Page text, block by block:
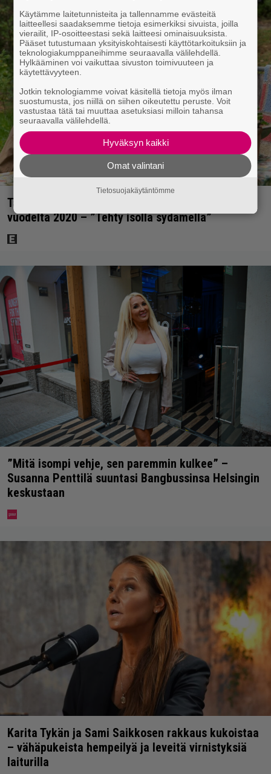
Tänään tv:ssä: Koskettava kotimainen elokuva
vuodelta 2020 – ”Tehty isolla sydämellä”
”Mitä isompi vehje, sen paremmin kulkee” –
Susanna Penttilä suuntasi Bangbussinsa Helsingin
keskustaan
Karita Tykän ja Sami Saikkosen rakkaus kukoistaa
– vähäpukeista hempeilyä ja leveitä virnistyksiä
laiturilla
Käytämme laitetunnisteita ja tallennamme evästeitä
laitteellesi saadaksemme tietoja esimerkiksi sivuista, joilla
vierailit, IP-osoitteestasi sekä laitteesi ominaisuuksista.
Pääset tutustumaan yksityiskohtaisesti käyttötarkoituksiin ja
teknologiakumppaneihimme seuraavalla välilehdellä.
Hylkääminen voi vaikuttaa sivuston toimivuuteen ja
käytettävyyteen.
Jotkin teknologiamme voivat käsitellä tietoja myös ilman
suostumusta, jos niillä on siihen oikeutettu peruste. Voit
vastustaa tätä tai muuttaa asetuksiasi milloin tahansa
seuraavalla välilehdellä.
Hyväksyn kaikki
Omat valintani
Tietosuojakäytäntömme